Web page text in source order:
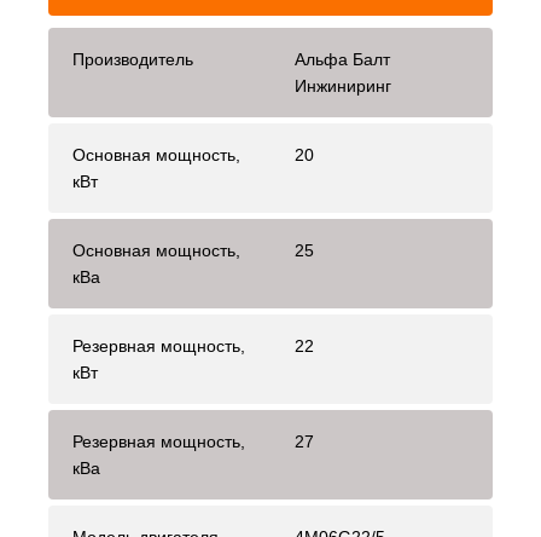
Производитель
Альфа Балт
Инжиниринг
Основная мощность,
кВт
20
Основная мощность,
кВа
25
Резервная мощность,
кВт
22
Резервная мощность,
кВа
27